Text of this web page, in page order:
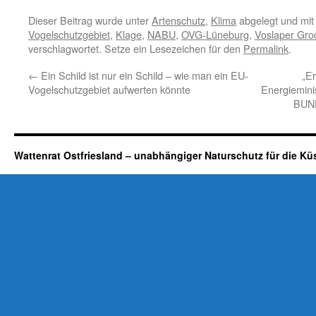
Dieser Beitrag wurde unterArtenschutz, Klima abgelegt und mit
Vogelschutzgebiet, Klage, NABU, OVG-Lüneburg, Voslaper
verschlagwortet. Setze ein Lesezeichen für den Permalink.
← Ein Schild ist nur ein Schild – wie man ein EU-
Vogelschutzgebiet aufwerten könnte
Wattenrat Ostfriesland – unabhängiger Naturschutz für die